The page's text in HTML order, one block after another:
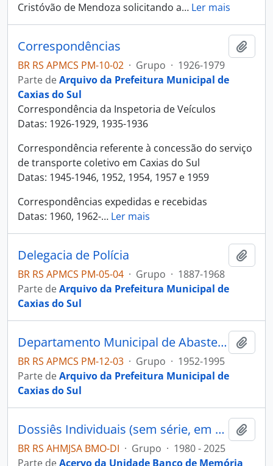
Cristóvão de Mendoza solicitando a… Ler mais
Correspondências
BR RS APMCS PM-10-02 · Grupo · 1926-1979
Parte deArquivo da Prefeitura Municipal de
Caxias do Sul
Correspondência da Inspetoria de Veículos
Datas: 1926-1929, 1935-1936
Correspondência referente à concessão do serviço
de transporte coletivo em Caxias do Sul
Datas: 1945-1946, 1952, 1954, 1957 e 1959
Correspondências expedidas e recebidas
Datas: 1960, 1962-… Ler mais
Delegacia de Polícia
BR RS APMCS PM-05-04 · Grupo · 1887-1968
Parte deArquivo da Prefeitura Municipal de
Caxias do Sul
Departamento Municipal de Abastecimento Público
BR RS APMCS PM-12-03 · Grupo · 1952-1995
Parte deArquivo da Prefeitura Municipal de
Caxias do Sul
Dossiês Individuais (sem série, em processamento)
BR RS AHMJSA BMO-DI · Grupo · 1980 - 2025
Parte deAcervo da Unidade Banco de Memória